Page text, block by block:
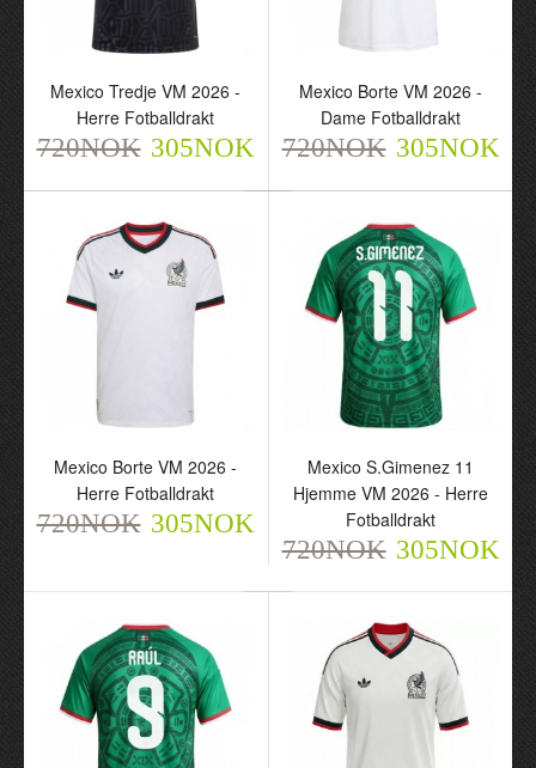
Mexico Tredje VM 2026 -
Herre Fotballdrakt
720NOK 305NOK
Dame Fotballdrakt
720NOK
Mexico Tredje VM 2026 -
Herre Fotballdrakt
720NOK 305NOK
Mexico Borte VM 2026 -
Dame Fotballdrakt
720NOK 305NOK
Mexico Borte VM 2026 -
Herre Fotballdrakt
720NOK 305NOK
Mexico S.Gimenez 11
Hjemme VM 2026 - Herre
Fotballdrakt
720NOK 305NOK